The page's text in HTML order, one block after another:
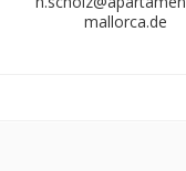
mallorca.de